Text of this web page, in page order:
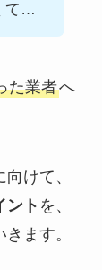
て…
た業者へ
けて、
ント を、
ます。